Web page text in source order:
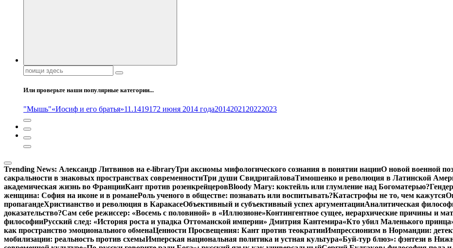
Поиск:
Или проверьте наши популярные категории...
"Мышь"«Иосиф и его братья»11.1419172 июня 2014 года20142021 20222023
Trending News: Александр Литвинов на e-libraryТри аксиомы мифологического сознания в понятии нацииО новой военной
сакральности в знаковых пространствах современностиТри души СвидригайловаТимошенко и революция в Латинской
академическая жизнь во ФранцииКант против розенкрейцеровBloody Mary: коктейль или глумление над Богоматерью?
женщина: София на иконе и в романеРоль ученого в обществе: познавать или воспитывать?Катастрофы не то, чем кажутся
пропагандеХристианство и революция в КаракасеОбъективный и субъективный успех аргументацииАналитическая
доказательство?Сам себе режиссер: «Восемь с половиной» в «Иллюзионе»Контингентное сущее, иерархические причины и
философииРусский след: «История роста и упадка Оттоманской империи» Дмитрия Кантемира«Кто убил Маленького
как пространство эмоционального обменаЦенности Просвещения: Кант против теократииИмпрессионизм в Нормандии:
мобилизации: реальность против схемыИмперская национальная политика и устная культура«Буй-тур блюз»: фэнтези в